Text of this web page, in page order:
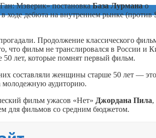
Мэверик» постановкаБаза Лурманао
ходе дебюта на внутреннем рынке (против
Продолжение классического
что фильм не транслировался в России и
50 лет, которые помнят первый фильм.
составляли женщины старше 50 лет — это
молодежную аудиторию.
фильм ужасов «Нет» Джордана Пила,
для фильмов со средним бюджетом.